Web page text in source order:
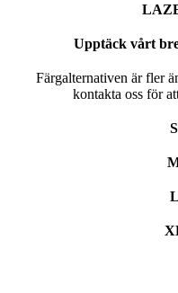
Upptäck vårt
Färgalternativen är fler
kontakta oss för